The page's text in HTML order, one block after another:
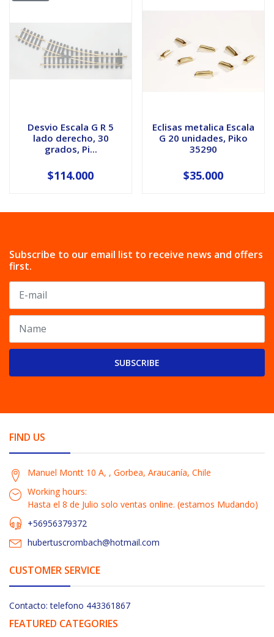
Desvio Escala G R 5
lado derecho, 30
grados, Pi...
$114.000
Eclisas metalica Escala
G 20 unidades, Piko
35290
$35.000
Subscribe to our email list to receive news and offers
first.
SUBSCRIBE
FIND US
Manuel Montt 10 A, , Gorbea, Araucanía, Chile
Working hours:
Hasta el 8 de Julio solo ventas online. (estamos Mudando)
+56956379372
hubertuscrombach@hotmail.com
CUSTOMER SERVICE
Contacto: telefono 443361867
FEATURED CATEGORIES